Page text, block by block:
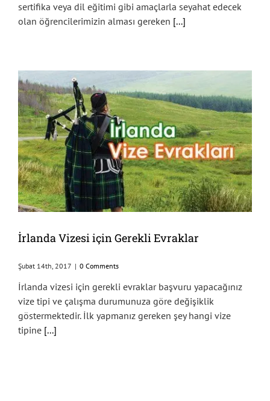
sertifika veya dil eğitimi gibi amaçlarla seyahat edecek
olan öğrencilerimizin alması gereken [...]
İrlanda Vizesi için Gerekli Evraklar
Şubat 14th, 2017 | 0 Comments
İrlanda vizesi için gerekli evraklar başvuru yapacağınız
vize tipi ve çalışma durumunuza göre değişiklik
göstermektedir. İlk yapmanız gereken şey hangi vize
tipine [...]